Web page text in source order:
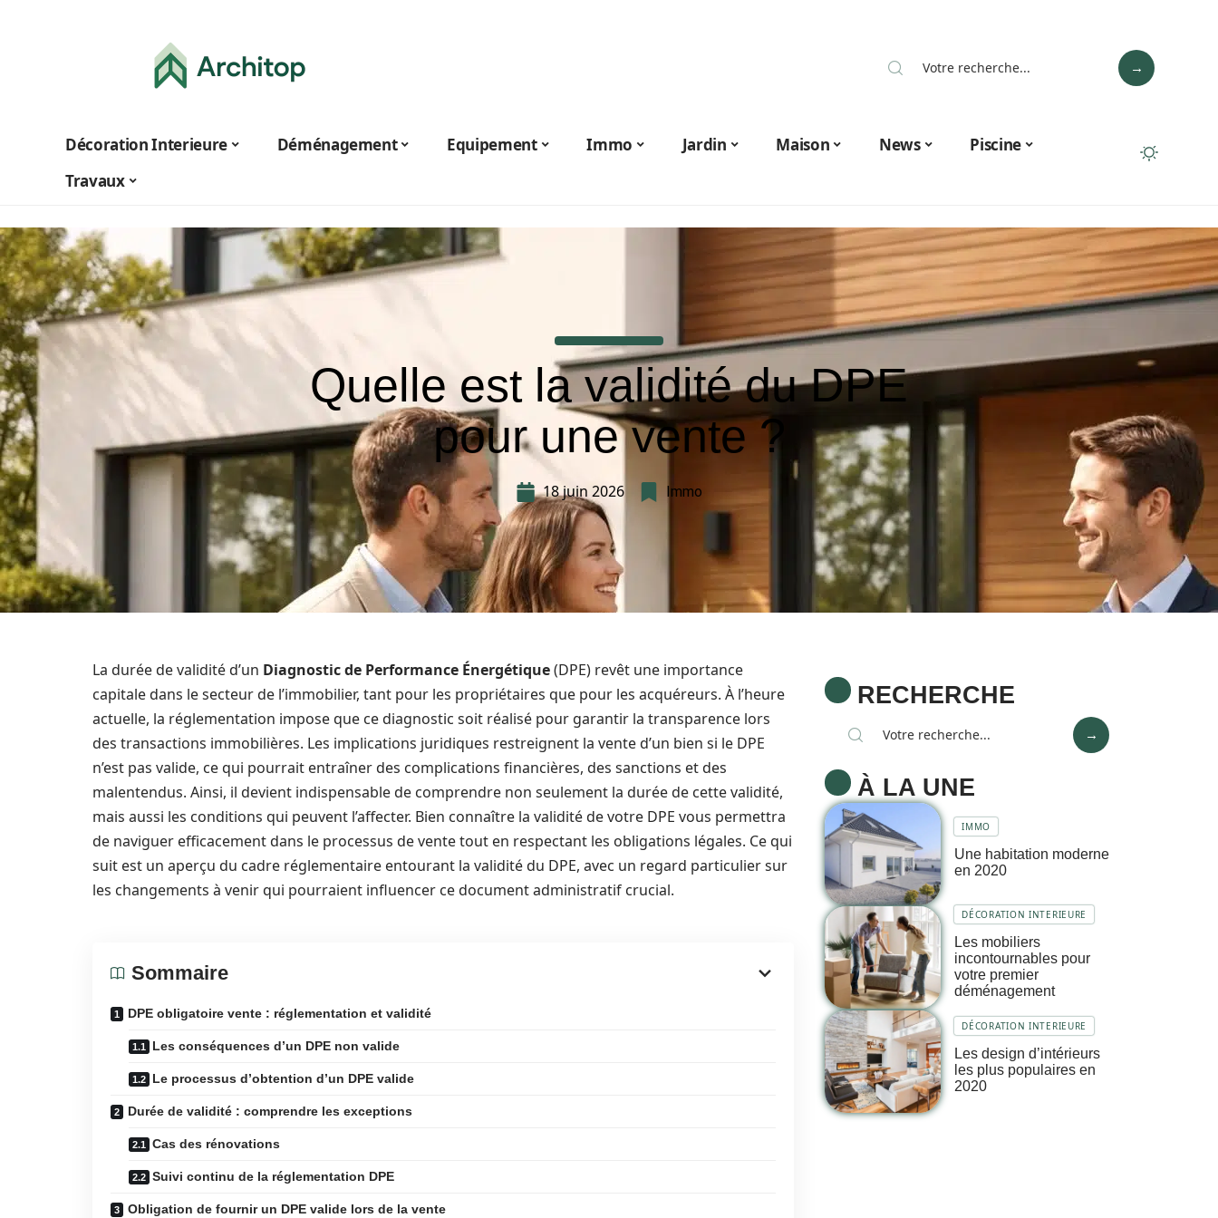
Décoration Interieure Déménagement Equipement Immo Jardin Maison News
Piscine
Travaux
Quelle est la validité du DPE
pour une vente ?
18 juin 2026 Immo
La durée de validité d’un Diagnostic de Performance Énergétique(DPE) revêt une importance
capitale dans le secteur de l’immobilier, tant pour les propriétaires que pour les acquéreurs. À l’heure
actuelle, la réglementation impose que ce diagnostic soit réalisé pour garantir la transparence lors
des transactions immobilières. Les implications juridiques restreignent la vente d’un bien si le DPE
n’est pas valide, ce qui pourrait entraîner des complications financières, des sanctions et des
malentendus. Ainsi, il devient indispensable de comprendre non seulement la durée de cette validité,
mais aussi les conditions qui peuvent l’affecter. Bien connaître la validité de votre DPE vous permettra
de naviguer efficacement dans le processus de vente tout en respectant les obligations légales. Ce qui
suit est un aperçu du cadre réglementaire entourant la validité du DPE, avec un regard particulier sur
les changements à venir qui pourraient influencer ce document administratif crucial.
Sommaire
DPE obligatoire vente : réglementation et validité
Les conséquences d’un DPE non valide
Le processus d’obtention d’un DPE valide
Durée de validité : comprendre les exceptions
Cas des rénovations
Suivi continu de la réglementation DPE
Obligation de fournir un DPE valide lors de la vente
RECHERCHE
À LA UNE
IMMO
Une habitation moderne
en 2020
DÉCORATION INTERIEURE
Les mobiliers
incontournables pour
votre premier
déménagement
DÉCORATION INTERIEURE
Les design d’intérieurs
les plus populaires en
2020